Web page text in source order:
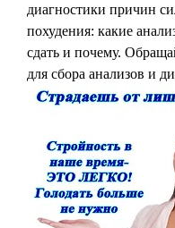
диагностики причин
похудения: какие
сдать и почему.
для сбора анализов и